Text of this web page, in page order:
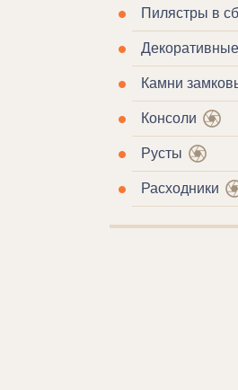
Пилястры в
Камни
Консоли
Русты
Расходники